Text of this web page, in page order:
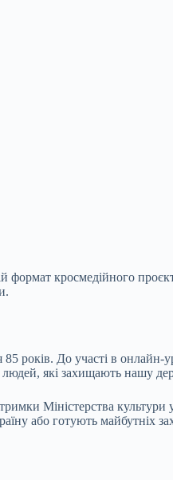
формат кросмедійного
85 років. До участі в онлайн-
людей, які захищають нашу
Міністерства культури у
або готують майбутніх